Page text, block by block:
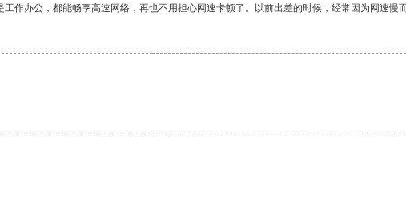
作办公，都能畅享高速网络，再也不用担心网速卡顿了。以前出差的时候，经常因为网速慢